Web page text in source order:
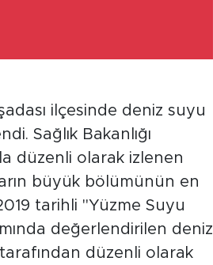
ilçesinde deniz suyu
Sağlık Bakanlığı
düzenli olarak izlenen
büyük bölümünün en
tarihli "Yüzme Suyu
değerlendirilen deniz
düzenli olarak